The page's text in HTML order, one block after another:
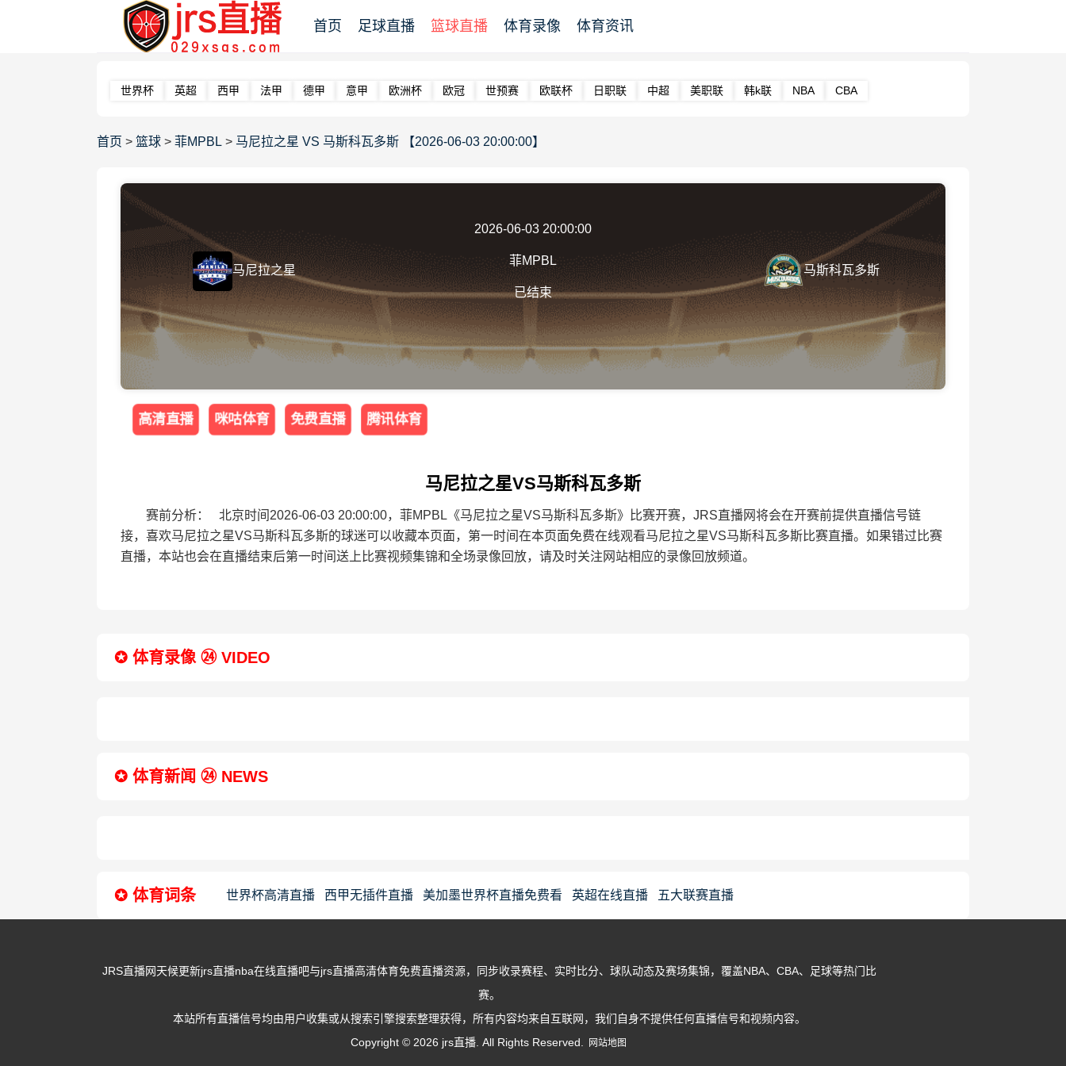
首页 足球直播 篮球直播 体育录像 体育资讯
世界杯 英超 西甲 法甲 德甲 意甲 欧洲杯 欧冠 世预赛 欧联杯 日职联 中超 美职联 韩k联 NBA CBA
首页 > 篮球 > 菲MPBL > 马尼拉之星 VS 马斯科瓦多斯 【2026-06-03 20:00:00】
马尼拉之星
2026-06-03 20:00:00
菲MPBL
已结束
马斯科瓦多斯
高清直播 咪咕体育 免费直播 腾讯体育
马尼拉之星VS马斯科瓦多斯
赛前分析： 北京时间2026-06-03 20:00:00，菲MPBL《马尼拉之星VS马斯科瓦多斯》比赛开赛，JRS直播网将会在开赛前提供直播信号链
接，喜欢马尼拉之星VS马斯科瓦多斯的球迷可以收藏本页面，第一时间在本页面免费在线观看马尼拉之星VS马斯科瓦多斯比赛直播。如果错过比赛
直播，本站也会在直播结束后第一时间送上比赛视频集锦和全场录像回放，请及时关注网站相应的录像回放频道。
✪ 体育录像 ㉔ VIDEO
✪ 体育新闻 ㉔ NEWS
✪ 体育词条 世界杯高清直播 西甲无插件直播 美加墨世界杯直播免费看 英超在线直播 五大联赛直播
JRS直播网天候更新jrs直播nba在线直播吧与jrs直播高清体育免费直播资源，同步收录赛程、实时比分、球队动态及赛场集锦，覆盖NBA、CBA、足球等热门比
赛。
本站所有直播信号均由用户收集或从搜索引擎搜索整理获得，所有内容均来自互联网，我们自身不提供任何直播信号和视频内容。
Copyright © 2026 jrs直播. All Rights Reserved.
网站地图